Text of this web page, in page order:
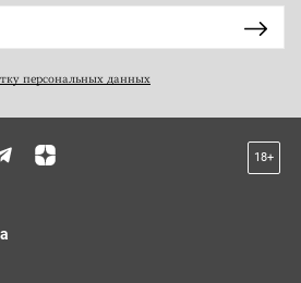
персональных данных
18+